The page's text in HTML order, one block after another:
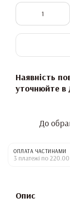
Наявність
уточнюйте в
До
ОПЛАТА ЧАСТИНАМИ
3 платежі по
Опис